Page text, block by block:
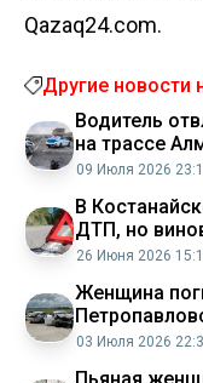
Qazaq24.com.
Другие новости
Водитель
на трассе
женщина
09 Июля 2026
В
ДТП, но
26 Июня 2026
Женщина
03 Июля 2026